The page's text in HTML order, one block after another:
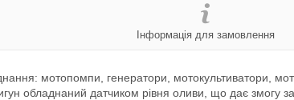
Інформація для замовлення
мотопомпи, генератори, мотокультиватори,
обладнаний датчиком рівня оливи, що дає змогу